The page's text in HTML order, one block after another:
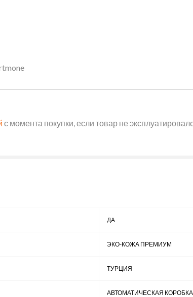
с момента покупки, если товар не
ДА
ЭКО-КОЖА ПРЕМИУМ
ТУРЦИЯ
АВТОМАТИЧЕСКАЯ